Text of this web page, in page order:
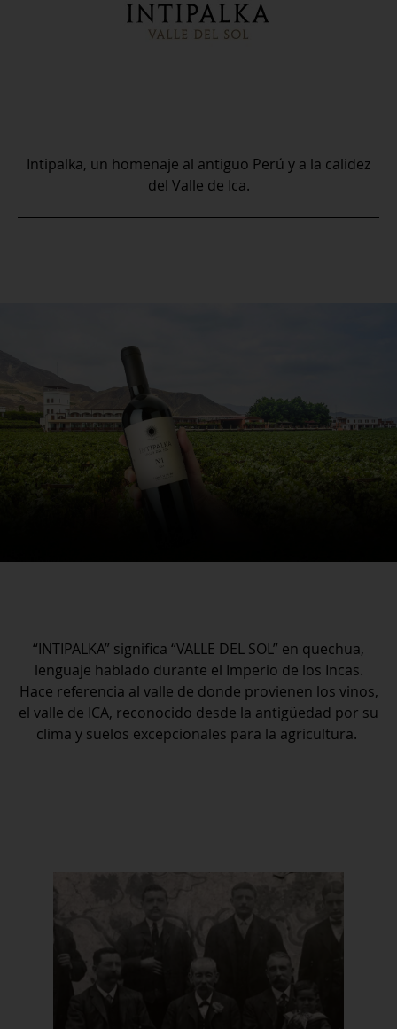
Intipalka, un homenaje al antiguo Perú y a la calidez
del Valle de Ica.
“INTIPALKA” significa “VALLE DEL SOL” en quechua,
lenguaje hablado durante el Imperio de los Incas.
Hace referencia al valle de donde provienen los vinos,
el valle de ICA, reconocido desde la antigüedad por su
clima y suelos excepcionales para la agricultura.